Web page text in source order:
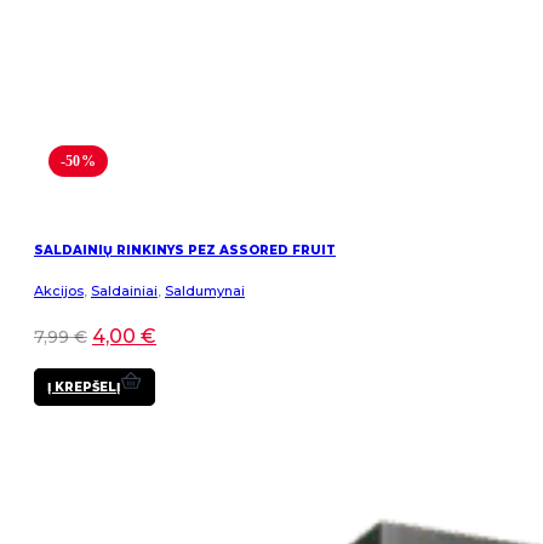
-50%
SALDAINIŲ RINKINYS PEZ ASSORED FRUIT
Akcijos, Saldainiai, Saldumynai
7,99€ 4,00 €
Į KREPŠELĮ